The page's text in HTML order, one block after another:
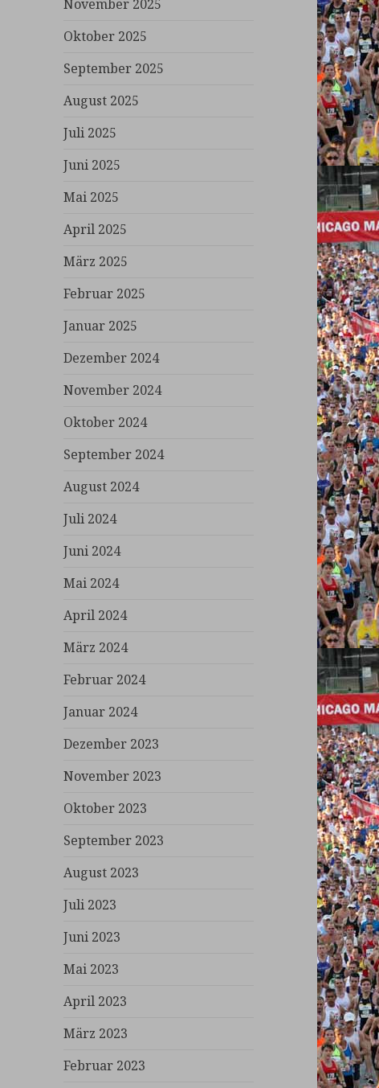
November 2025
Oktober 2025
September 2025
August 2025
Juli 2025
Juni 2025
Mai 2025
April 2025
März 2025
Februar 2025
Januar 2025
Dezember 2024
November 2024
Oktober 2024
September 2024
August 2024
Juli 2024
Juni 2024
Mai 2024
April 2024
März 2024
Februar 2024
Januar 2024
Dezember 2023
November 2023
Oktober 2023
September 2023
August 2023
Juli 2023
Juni 2023
Mai 2023
April 2023
März 2023
Februar 2023